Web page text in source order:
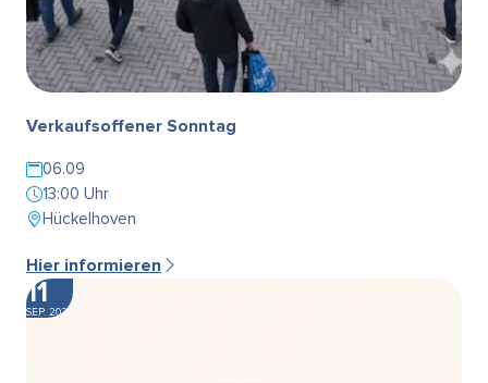
Verkaufsoffener Sonntag
06.09
13:00 Uhr
Hückelhoven
Hier informieren
11
SEP. 2026